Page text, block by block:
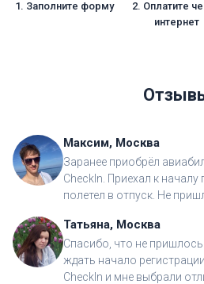
1. Заполните форму
2. Оплатите
интернет
Максим, Москва
Заранее приобрёл
CheckIn. Приехал к
полетел в отпуск. Не
Татьяна, Москва
Спасибо, что не
ждать начало
CheckIn и мне выбрали